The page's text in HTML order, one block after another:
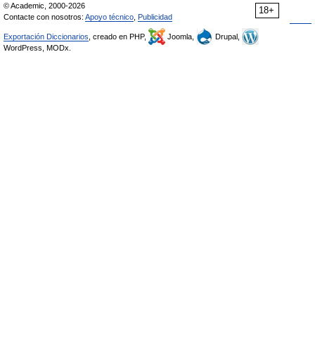
18+
© Academic, 2000-2026
Contacte con nosotros: Apoyo técnico, Publicidad
Exportación Diccionarios, creado en PHP, Joomla,
Drupal,
WordPress, MODx.